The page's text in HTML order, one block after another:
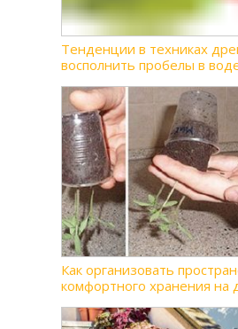
Тенденции в техниках
восполнить пробелы в
Как организовать
комфортного хранения на